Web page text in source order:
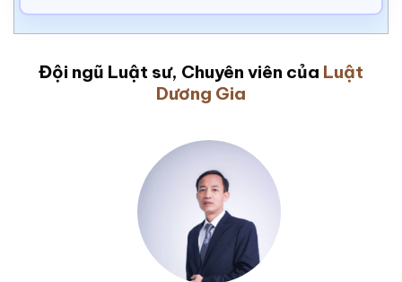
Đội ngũ Luật sư, Chuyên viên của Luật
Dương Gia